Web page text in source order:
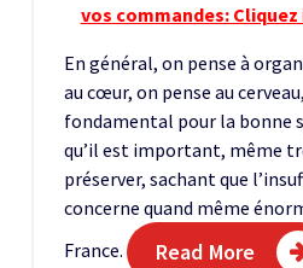
vos commandes: Cliquez
En général, on pense à
au cœur, on pense au
fondamental pour la bonne
qu’il est important, même
préserver, sachant que
concerne quand même
France.
Read More